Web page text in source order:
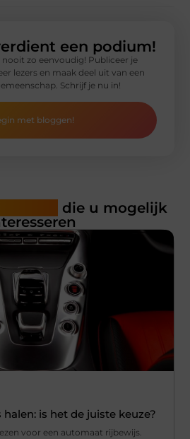
een podium!
zo eenvoudig! Publiceer je
lezers en maak deel uit van een
Schrijf je nu in!
met bloggen!
die u mogelijk
is het de juiste keuze?
voor een automaat rijbewijs.